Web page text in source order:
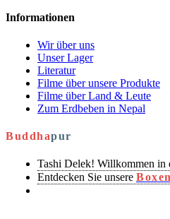
Informationen
Wir über uns
Unser Lager
Literatur
Filme über unsere Produkte
Filme über Land & Leute
Zum Erdbeben in Nepal
Buddhapur
Tashi Delek! Willkommen in
Entdecken Sie unsere Boxen